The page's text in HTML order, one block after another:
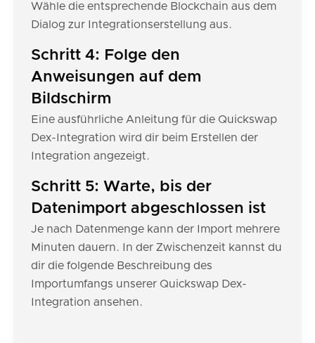
Wähle die entsprechende Blockchain aus dem
Dialog zur Integrationserstellung aus.
Schritt 4: Folge den
Anweisungen auf dem
Bildschirm
Eine ausführliche Anleitung für die Quickswap
Dex-Integration wird dir beim Erstellen der
Integration angezeigt.
Schritt 5: Warte, bis der
Datenimport abgeschlossen ist
Je nach Datenmenge kann der Import mehrere
Minuten dauern. In der Zwischenzeit kannst du
dir die folgende Beschreibung des
Importumfangs unserer Quickswap Dex-
Integration ansehen.